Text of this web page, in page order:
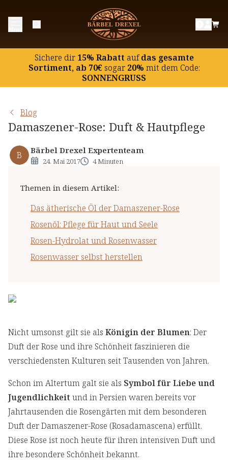
Sichere dir15% Rabatt aufdas gesamte
Sortiment, ab 70€ sogar20% mit dem Code:
SONNENGRUSS
Blog
Damaszener-Rose: Duft & Hautpflege
B Bärbel Drexel Expertenteam
24. Mai 2017 4 Minuten
Themen in diesem Artikel:
Das ätherische Öl der Damaszener-Rose
Rosenöl: Pflege für Haut und Seele
Rosen-Hydrolat und Rosenwasser
Rosenwasser selbst herstellen
Das ätherische Öl der Damaszener-Rose
Rosenöl: Pflege für Haut und Seele
Rosen-Hydrolat und Rosenwasser
Rosenwasser selbst herstellen
Nicht umsonst gilt sie als Königin der Blumen: Der
Duft der Rose und ihre Schönheit faszinieren die
verschiedensten Kulturen seit Tausenden von Jahren.
Schon im Altertum galt sie als Symbol für Liebe und
Jugendlichkeit und in Persien waren bereits vor
Jahrtausenden die Rosengärten mit dem besonderen
Duft der Damaszener-Rose (Rosadamascena) erfüllt.
Diese Rose ist noch heute für ihren intensiven Duft und
ihre besondere Schönheit bekannt.